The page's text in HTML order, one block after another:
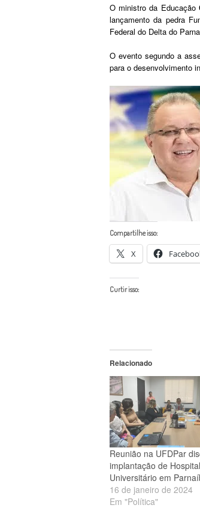
O ministro da Educação
lançamento da pedra
Federal do Delta do
O evento segundo a
para o desenvolvimento
Compartilhe isso:
X
Curtir isso:
Relacionado
Reunião na UFDPar
implantação de Hospital
Universitário em
16 de janeiro de 2024
Em "Política"